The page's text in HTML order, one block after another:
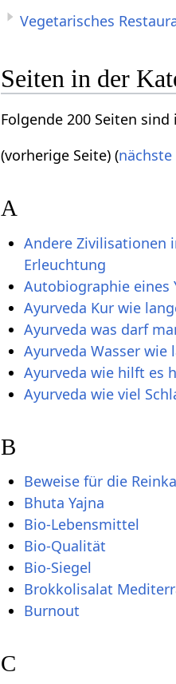
Vegetarisches
Seiten in der
Folgende 200 Seiten
(vorherige Seite) (nächste
A
Andere Zivilisationen
Erleuchtung
Autobiographie eines
Ayurveda Kur wie
Ayurveda was darf
Ayurveda Wasser wie
Ayurveda wie hilft es
Ayurveda wie viel
B
Beweise für die
Bhuta Yajna
Bio-Lebensmittel
Bio-Qualität
Bio-Siegel
Brokkolisalat
Burnout
C